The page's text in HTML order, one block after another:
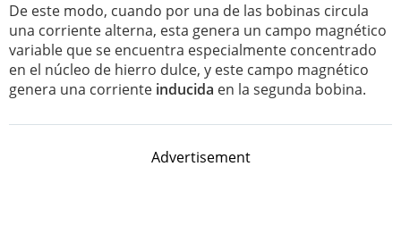
De este modo, cuando por una de las bobinas circula
una corriente alterna, esta genera un campo magnético
variable que se encuentra especialmente concentrado
en el núcleo de hierro dulce, y este campo magnético
genera una corriente inducida en la segunda bobina.
Advertisement